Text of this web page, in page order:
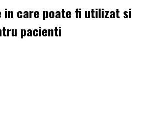
care poate fi utilizat si
pacienti